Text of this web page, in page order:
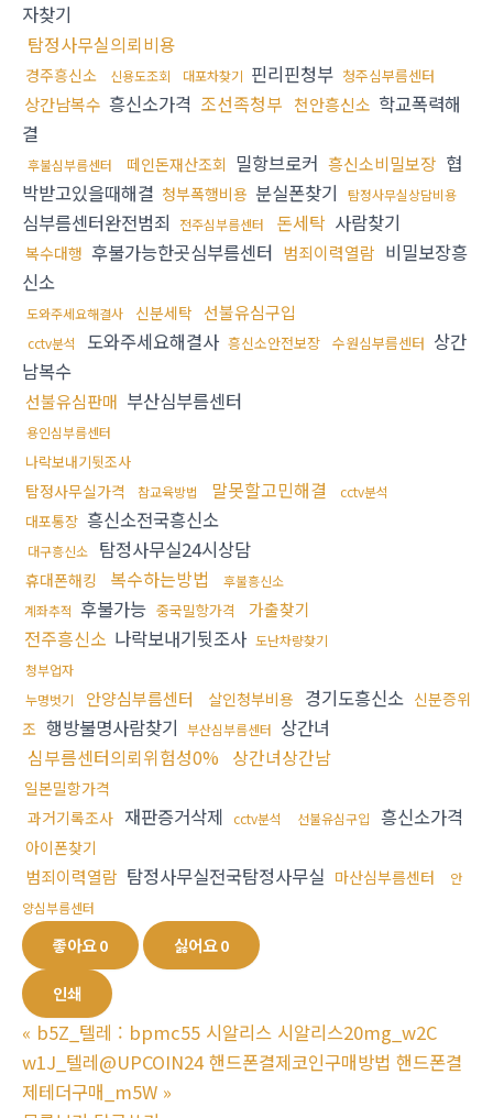
자찾기
탐정사무실의뢰비용
경주흥신소 신용도조회 대포차찾기 핀리핀청부 청주심부름센터
상간남복수 흥신소가격 조선족청부 천안흥신소 학교폭력해
결
후불심부름센터 떼인돈재산조회 밀항브로커 흥신소비밀보장 협
박받고있을때해결 청부폭행비용 분실폰찾기 탐정사무실상담비용
심부름센터완전범죄 전주심부름센터 돈세탁 사람찾기
복수대행 후불가능한곳심부름센터 범죄이력열람 비밀보장흥
신소
도와주세요해결사 신분세탁 선불유심구입
cctv분석 도와주세요해결사 흥신소안전보장 수원심부름센터 상간
남복수
선불유심판매 부산심부름센터
용인심부름센터
나락보내기뒷조사
탐정사무실가격 참교육방법 말못할고민해결 cctv분석
대포통장 흥신소전국흥신소
대구흥신소 탐정사무실24시상담
휴대폰해킹 복수하는방법
후불흥신소
계좌추적 후불가능 중국밀항가격 가출찾기
전주흥신소 나락보내기뒷조사 도난차량찾기
청부업자
누명벗기
안양심부름센터 살인청부비용 경기도흥신소 신분증위
조 행방불명사람찾기 부산심부름센터 상간녀
심부름센터의뢰위험성0% 상간녀상간남
일본밀항가격
과거기록조사 재판증거삭제 cctv분석 선불유심구입 흥신소가격
아이폰찾기
범죄이력열람 탐정사무실전국탐정사무실 마산심부름센터
안
양심부름센터
좋아요0 싫어요0
인쇄
« b5Z_텔레 : bpmc55 시알리스 시알리스20mg_w2C
w1J_텔레@UPCOIN24 핸드폰결제코인구매방법 핸드폰결
제테더구매_m5W »